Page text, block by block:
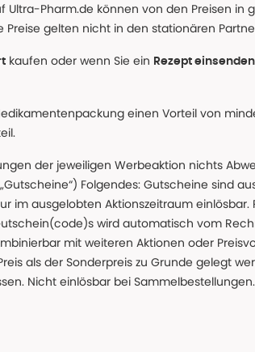
Ultra-Pharm.de können von den Preisen
gelten nicht in den stationären
kaufen oder wenn Sie ein Rezept einsenden
einen Vorteil von
der jeweiligen Werbeaktion nichts
Folgendes: Gutscheine sind
ausgelobten Aktionszeitraum
wird automatisch vom
mit weiteren Aktionen oder
als der Sonderpreis zu Grunde gelegt
Nicht einlösbar bei